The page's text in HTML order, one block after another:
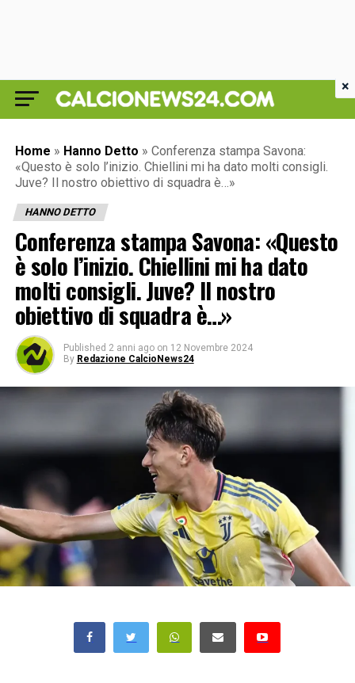
Home » Hanno Detto » Conferenza stampa Savona:
«Questo è solo l’inizio. Chiellini mi ha dato molti consigli.
Juve? Il nostro obiettivo di squadra è…»
HANNO DETTO
Conferenza stampa Savona: «Questo
è solo l’inizio. Chiellini mi ha dato
molti consigli. Juve? Il nostro
obiettivo di squadra è…»
Published 2 anni ago on 12 Novembre 2024
By Redazione CalcioNews24
×